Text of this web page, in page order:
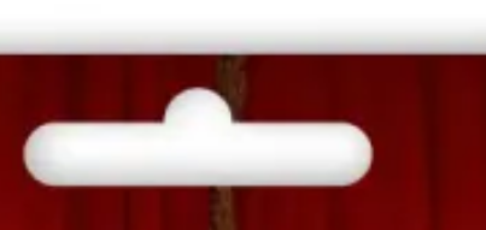
Londres
expériences et villes